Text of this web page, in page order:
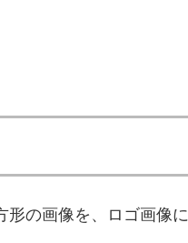
形の画像を、ロゴ画像に